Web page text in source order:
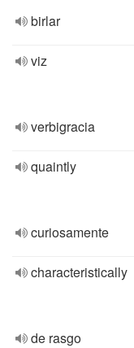
birlar
viz
verbigracia
quaintly
curiosamente
characteristically
de rasgo